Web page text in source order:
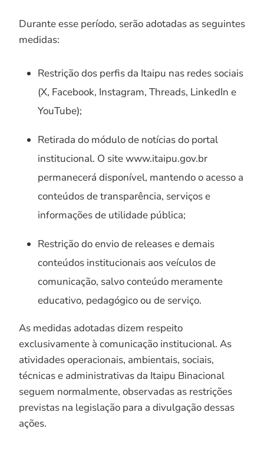
Durante esse período, serão adotadas as seguintes
medidas:
Restrição dos perfis da Itaipu nas redes sociais
(X, Facebook, Instagram, Threads, LinkedIn e
YouTube);
Retirada do módulo de notícias do portal
institucional. O site www.itaipu.gov.br
permanecerá disponível, mantendo o acesso a
conteúdos de transparência, serviços e
informações de utilidade pública;
Restrição do envio de releases e demais
conteúdos institucionais aos veículos de
comunicação, salvo conteúdo meramente
educativo, pedagógico ou de serviço.
As medidas adotadas dizem respeito
exclusivamente à comunicação institucional. As
atividades operacionais, ambientais, sociais,
técnicas e administrativas da Itaipu Binacional
seguem normalmente, observadas as restrições
previstas na legislação para a divulgação dessas
ações.